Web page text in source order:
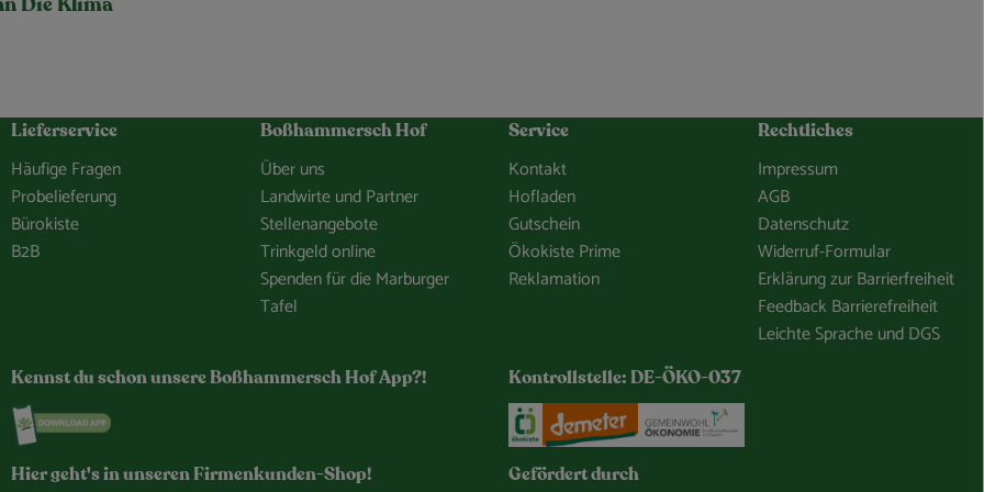
Die Klima
Lieferservice
Häufige Fragen
Probelieferung
Bürokiste
B2B
Boßhammersch Hof
Über uns
Landwirte und Partner
Stellenangebote
Trinkgeld online
Spenden für die Marburger
Tafel
Service
Kontakt
Hofladen
Gutschein
Ökokiste Prime
Reklamation
Rechtliches
Impressum
AGB
Datenschutz
Widerruf-Formular
Erklärung zur Barrierfreiheit
Feedback Barrierefreiheit
Leichte Sprache und DGS
Kennst du schon unsere Boßhammersch Hof App?!
Externer Link zu https://www.bosshammersch-hof.de/so-gehts/unsere-app.html
Hier geht's in unseren Firmenkunden-Shop!
Kontrollstelle: DE-ÖKO-037
Externer Link zu https://www.oekokiste.de/
Externer Link zu https://www.demeter.de/
Gefördert durch